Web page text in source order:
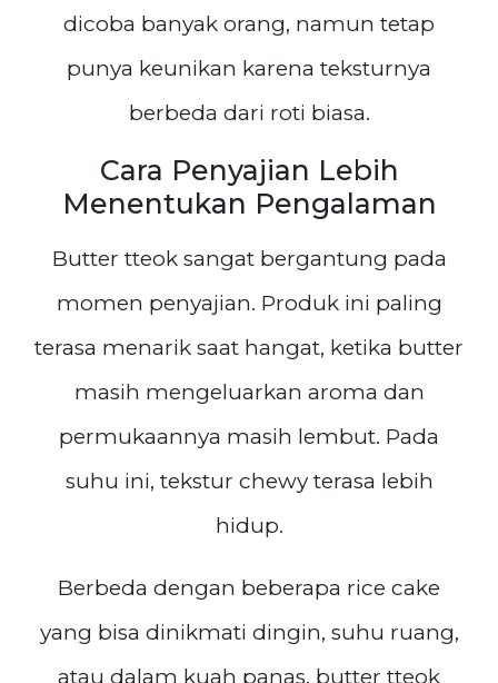
dicoba banyak orang, namun tetap
punya keunikan karena teksturnya
berbeda dari roti biasa.
Cara Penyajian Lebih
Menentukan Pengalaman
Butter tteok sangat bergantung pada
momen penyajian. Produk ini paling
terasa menarik saat hangat, ketika butter
masih mengeluarkan aroma dan
permukaannya masih lembut. Pada
suhu ini, tekstur chewy terasa lebih
hidup.
Berbeda dengan beberapa rice cake
yang bisa dinikmati dingin, suhu ruang,
atau dalam kuah panas, butter tteok